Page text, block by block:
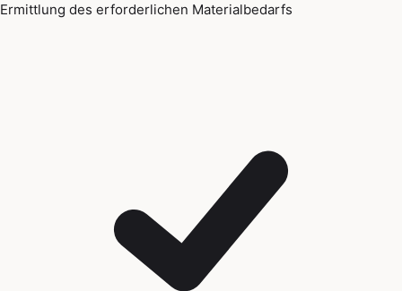
Ermittlung des erforderlichen Materialbedarfs